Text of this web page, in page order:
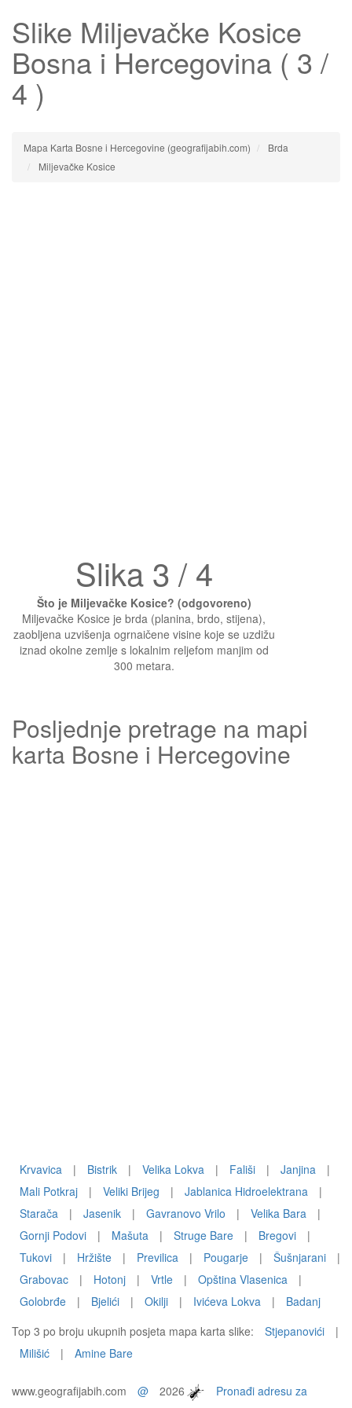
Slike Miljevačke Kosice
Bosna i Hercegovina ( 3 /
4 )
Mapa Karta Bosne i Hercegovine (geografijabih.com)
Brda
Miljevačke Kosice
Slika 3 / 4
Što je Miljevačke Kosice? (odgovoreno)
Miljevačke Kosice je brda (planina, brdo, stijena),
zaobljena uzvišenja ogrnaičene visine koje se uzdižu
iznad okolne zemlje s lokalnim reljefom manjim od
300 metara.
Posljednje pretrage na mapi
karta Bosne i Hercegovine
Krvavica | Bistrik | Velika Lokva | Fališi | Janjina
|
Mali Potkraj
| Veliki Brijeg | Jablanica Hidroelektrana
|
Starača
| Jasenik | Gavranovo Vrilo | Velika Bara
|
Gornji Podovi
| Mašuta | Struge Bare | Bregovi
|
Tukovi
| Hržište | Previlica | Pougarje | Šušnjarani
|
Grabovac
| Hotonj | Vrtle | Opština Vlasenica
|
Golobrđe
| Bjelići | Okilji | Ivićeva Lokva |
Badanj
Top 3 po broju ukupnih posjeta mapa karta slike:
Stjepanovići
|
Milišić
| Amine Bare
www.geografijabih.com @ 2026
Pronađi adresu za